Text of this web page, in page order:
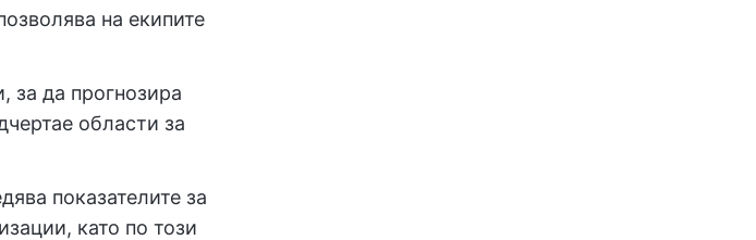
на екипите
за да прогнозира
области за
показателите за
като по този